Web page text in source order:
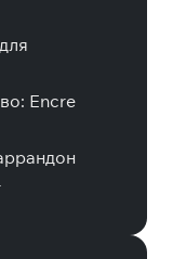
Encre